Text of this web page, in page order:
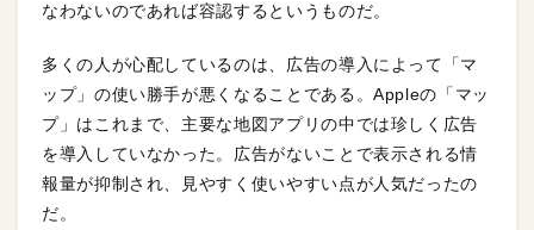
なわないのであれば容認するというものだ。
多くの人が心配しているのは、広告の導入によって「マ
ップ」の使い勝手が悪くなることである。Appleの「マッ
プ」はこれまで、主要な地図アプリの中では珍しく広告
を導入していなかった。広告がないことで表示される情
報量が抑制され、見やすく使いやすい点が人気だったの
だ。